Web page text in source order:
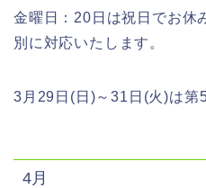
金曜日：20日は祝日でお休
別に対応いたします。
3月29日(日)～31日(火)は第
4月